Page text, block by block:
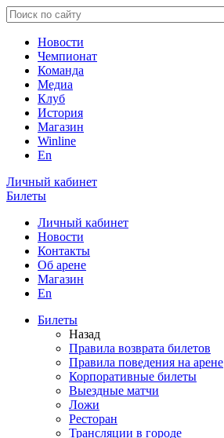
Новости
Чемпионат
Команда
Медиа
Клуб
История
Магазин
Winline
En
Личный кабинет
Билеты
Личный кабинет
Новости
Контакты
Об арене
Магазин
En
Билеты
Назад
Правила возврата билетов
Правила поведения на арене
Корпоративные билеты
Выездные матчи
Ложи
Ресторан
Трансляции в городе